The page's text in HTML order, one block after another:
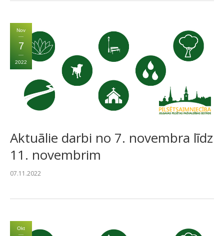
Nov
7
2022
Aktuālie darbi no 7. novembra līdz
11. novembrim
07.11.2022
Okt